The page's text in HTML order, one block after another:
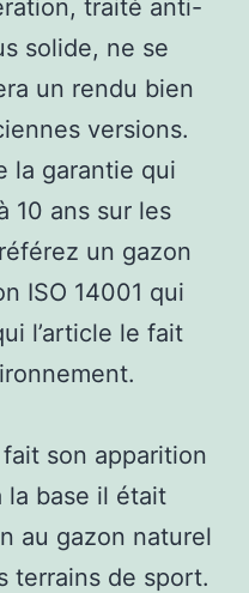
traité anti-
solide, ne se
un rendu bien
versions.
la garantie qui
10 ans sur les
un gazon
ISO 14001 qui
l’article le fait
son apparition
la base il était
au gazon naturel
terrains de sport.